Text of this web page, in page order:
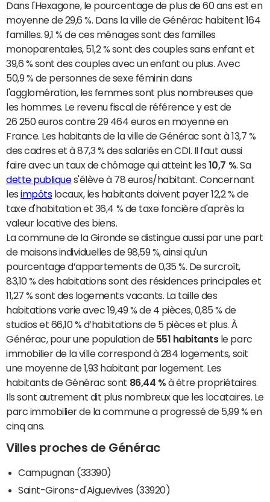
Dans l'Hexagone, le pourcentage de plus de 60 ans est en
moyenne de 29,6 %. Dans la ville de Générac habitent 164
familles. 9,1 % de ces ménages sont des familles
monoparentales, 51,2 % sont des couples sans enfant et
39,6 % sont des couples avec un enfant ou plus. Avec
50,9 % de personnes de sexe féminin dans
l'agglomération, les femmes sont plus nombreuses que
les hommes. Le revenu fiscal de référence y est de
26 250 euros contre 29 464 euros en moyenne en
France. Les habitants de la ville de Générac sont à 13,7 %
des cadres et à 87,3 % des salariés en CDI. Il faut aussi
faire avec un taux de chômage qui atteint les 10,7 %. Sa
dette publiques'élève à 78 euros/habitant. Concernant
lesimpôtslocaux, les habitants doivent payer 12,2 % de
taxe d'habitation et 36,4 % de taxe foncière d'après la
valeur locative des biens.
La commune de la Gironde se distingue aussi par une part
de maisons individuelles de 98,59 %, ainsi qu'un
pourcentage d’appartements de 0,35 %. De surcroît,
83,10 % des habitations sont des résidences principales et
11,27 % sont des logements vacants. La taille des
habitations varie avec 19,49 % de 4 pièces, 0,85 % de
studios et 66,10 % d’habitations de 5 pièces et plus. À
Générac, pour une population de 551 habitantsle parc
immobilier de la ville correspond à 284 logements, soit
une moyenne de 1,93 habitant par logement. Les
habitants de Générac sont 86,44 % à être propriétaires.
Ils sont autrement dit plus nombreux que les locataires. Le
parc immobilier de la commune a progressé de 5,99 % en
cinq ans.
Villes proches de Générac
Campugnan (33390)
Saint-Girons-d'Aiguevives (33920)